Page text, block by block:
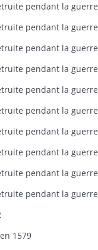
pendant la guerre
pendant la guerre
pendant la guerre
pendant la guerre
pendant la guerre
pendant la guerre
pendant la guerre
pendant la guerre
pendant la guerre
pendant la guerre
1579